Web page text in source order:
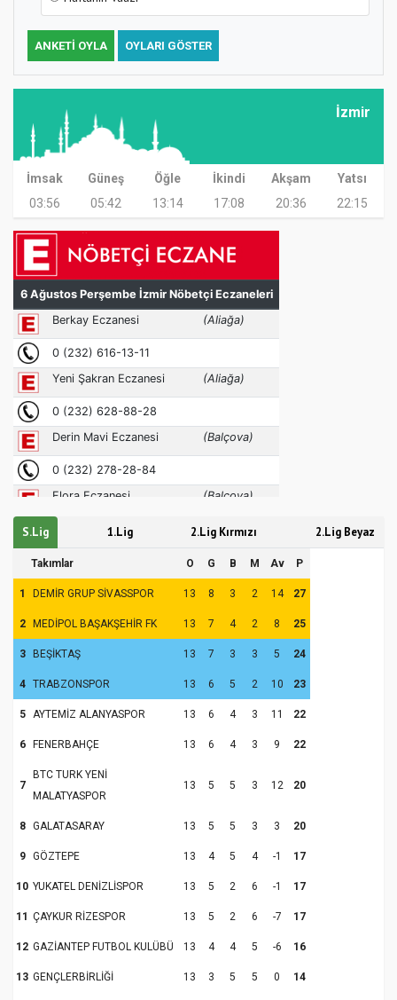
ANKETI OYLA OYLARI GÖSTER
İzmir
İmsak Güneş Öğle İkindi Akşam
Yatsı
03:56
05:42 13:14 17:08 20:36 22:15
S.Lig 1.Lig 2.Lig Kırmızı 2.Lig Beyaz
Takımlar O G B M Av P
1 DEMİR GRUP SİVASSPOR 13 8 3 2 14 27
2 MEDİPOL BAŞAKŞEHİR FK 13 7 4 2 8 25
3 BEŞİKTAŞ 13 7 3 3 5 24
4 TRABZONSPOR 13 6 5 2 10 23
5 AYTEMİZ ALANYASPOR 13 6 4 3 11 22
6 FENERBAHÇE 13 6 4 3 9 22
7
BTC TURK YENİ
MALATYASPOR
13 5 5 3 12 20
8 GALATASARAY 13 5 5 3 3 20
9 GÖZTEPE 13 4 5 4 -1 17
10 YUKATEL DENİZLİSPOR 13 5 2 6 -1 17
11 ÇAYKUR RİZESPOR 13 5 2 6 -7 17
12 GAZİANTEP FUTBOL KULÜBÜ 13 4 4 5 -6 16
13 GENÇLERBİRLİĞİ 13 3 5 5 0 14